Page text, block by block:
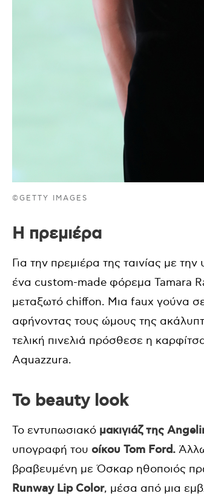
©GETTY IMAGES
Η πρεμιέρα
Για την πρεμιέρα της ταινίας με
ένα custom-made φόρεμα Tamara
μεταξωτό chiffon. Μια faux γούνα
αφήνοντας τους ώμους της
τελική πινελιά πρόσθεσε η
Aquazzura.
Το beauty look
Το εντυπωσιακό μακιγιάζ της
υπογραφή του οίκου Tom Ford.
βραβευμένη με Όσκαρ ηθοποιός
Runway Lip Color, μέσα από μια